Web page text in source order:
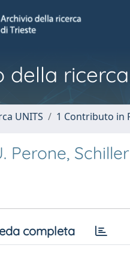
della
UNITS 1 Contributo in
Perone,
completa